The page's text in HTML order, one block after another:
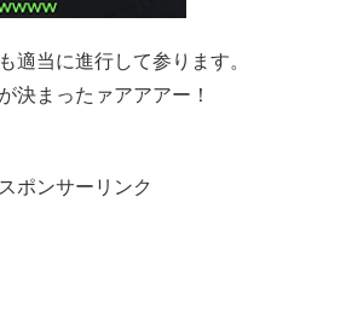
適当に進行して参ります。
決まったァアアアー！
スポンサーリンク